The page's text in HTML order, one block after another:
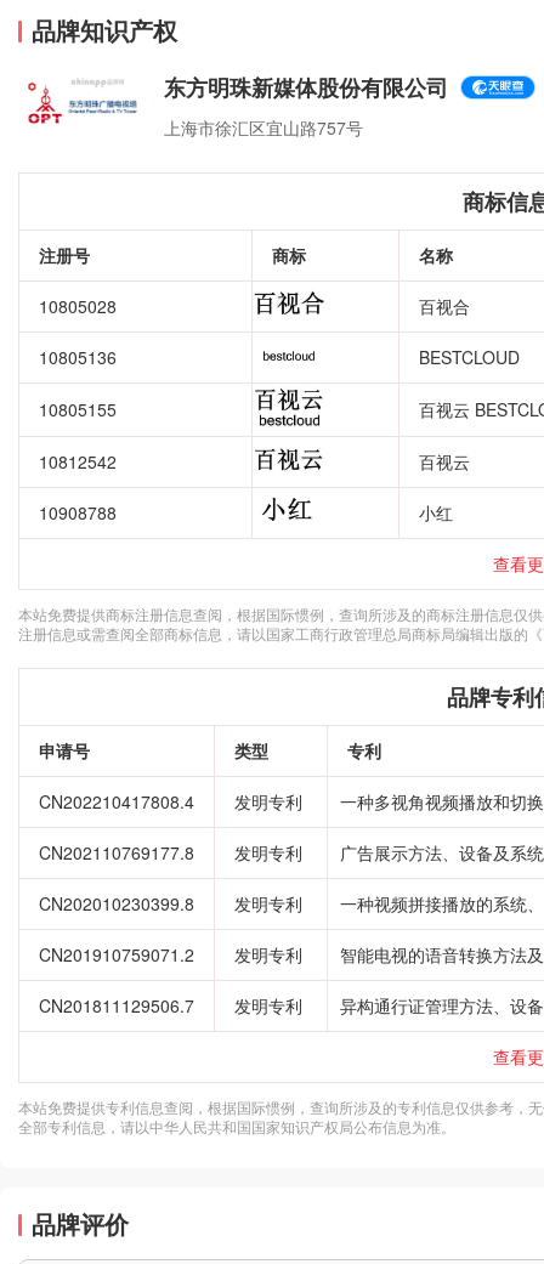
品牌知识产权
东方明珠新媒体股份有限公司
上海市徐汇区宜山路757号
商标信
注册号 商标 名称
10805028 百视合
10805136 BESTCLOUD
10805155 百视云
10812542 百视云
10908788 小红
查看
本站免费提供商标注册信息查阅，根据国际惯例，查询所涉及的商标注册信息仅
注册信息或需查阅全部商标信息，请以国家工商行政管理总局商标局编辑出版的
品牌专利
申请号 类型 专利
CN202210417808.4 发明专利 一种多视角视频播放和切
CN202110769177.8 发明专利 广告展示方法、设备及系统
CN202010230399.8 发明专利 一种视频拼接播放的系统
CN201910759071.2 发明专利 智能电视的语音转换方法
CN201811129506.7 发明专利 异构通行证管理方法、设
查看
本站免费提供专利信息查阅，根据国际惯例，查询所涉及的专利信息仅供参考，
全部专利信息，请以中华人民共和国国家知识产权局公布信息为准。
品牌评价